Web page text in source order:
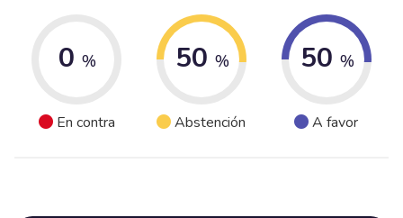
0 %
En contra
50 %
Abstención
50 %
A favor